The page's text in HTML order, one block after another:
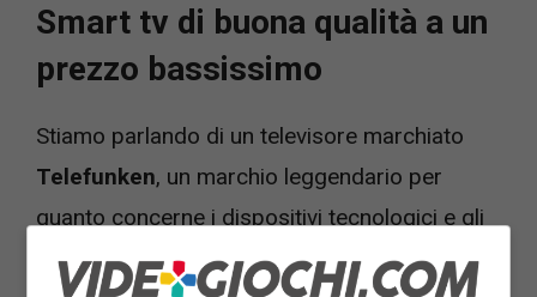
Smart tv di buona qualità a un
prezzo bassissimo
Stiamo parlando di un televisore marchiato
Telefunken, un marchio leggendario per
quanto concerne i dispositivi tecnologici e gli
impianti di intrattenimento domestico, con